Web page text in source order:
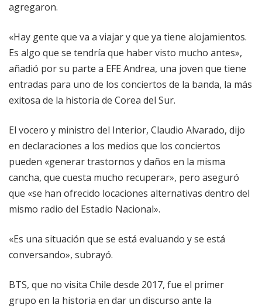
agregaron.
«Hay gente que va a viajar y que ya tiene alojamientos.
Es algo que se tendría que haber visto mucho antes»,
añadió por su parte a EFE Andrea, una joven que tiene
entradas para uno de los conciertos de la banda, la más
exitosa de la historia de Corea del Sur.
El vocero y ministro del Interior, Claudio Alvarado, dijo
en declaraciones a los medios que los conciertos
pueden «generar trastornos y daños en la misma
cancha, que cuesta mucho recuperar», pero aseguró
que «se han ofrecido locaciones alternativas dentro del
mismo radio del Estadio Nacional».
«Es una situación que se está evaluando y se está
conversando», subrayó.
BTS, que no visita Chile desde 2017, fue el primer
grupo en la historia en dar un discurso ante la